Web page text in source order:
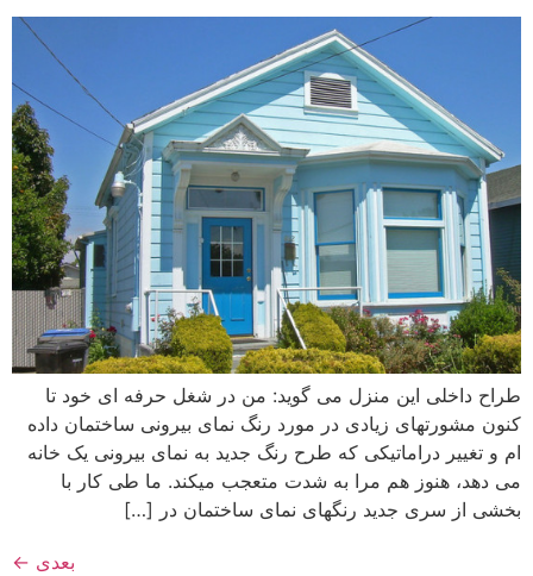
طراح داخلی این منزل می گوید: من در شغل حرفه ای خود تا
کنون مشورتهای زیادی در مورد رنگ نمای بیرونی ساختمان داده
ام و تغییر دراماتیکی که طرح رنگ جدید به نمای بیرونی یک خانه
می دهد، هنوز هم مرا به شدت متعجب میکند. ما طی کار با
بخشی از سری جدید رنگهای نمای ساختمان در […]
بعدی ←